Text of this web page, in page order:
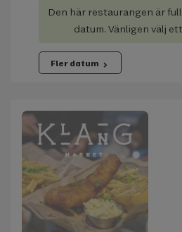
Den här restaurangen är
datum. Vänligen välj
Fler datum chevron_right